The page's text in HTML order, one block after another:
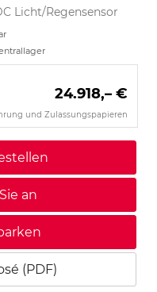
Licht/Regensensor
24.918,– €
und Zulassungspapieren
an
(PDF)